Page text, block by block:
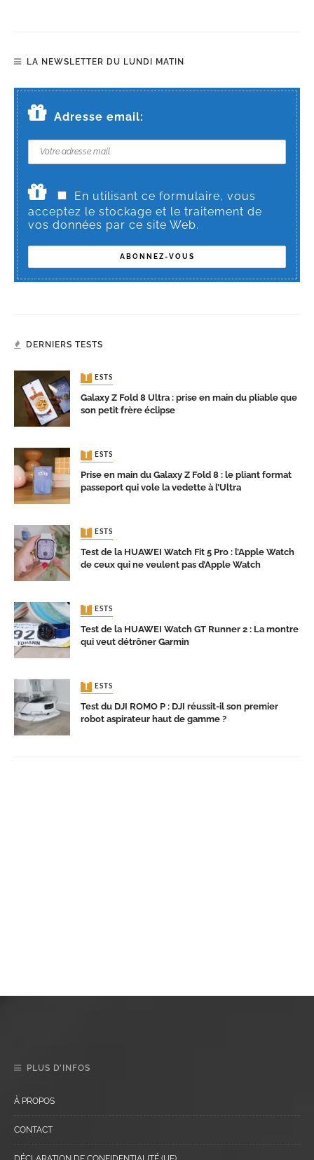
LA NEWSLETTER DU LUNDI MATIN
Adresse email:
En utilisant ce formulaire, vous
acceptez le stockage et le traitement de
vos données par ce site Web.
DERNIERS TESTS
TESTS
Galaxy Z Fold 8 Ultra : prise en main du pliable que
son petit frère éclipse
TESTS
Prise en main du Galaxy Z Fold 8 : le pliant format
passeport qui vole la vedette à l’Ultra
TESTS
Test de la HUAWEI Watch Fit 5 Pro : l’Apple Watch
de ceux qui ne veulent pas d’Apple Watch
TESTS
Test de la HUAWEI Watch GT Runner 2 : La montre
qui veut détrôner Garmin
TESTS
Test du DJI ROMO P : DJI réussit-il son premier
robot aspirateur haut de gamme ?
PLUS D’INFOS
À PROPOS
CONTACT